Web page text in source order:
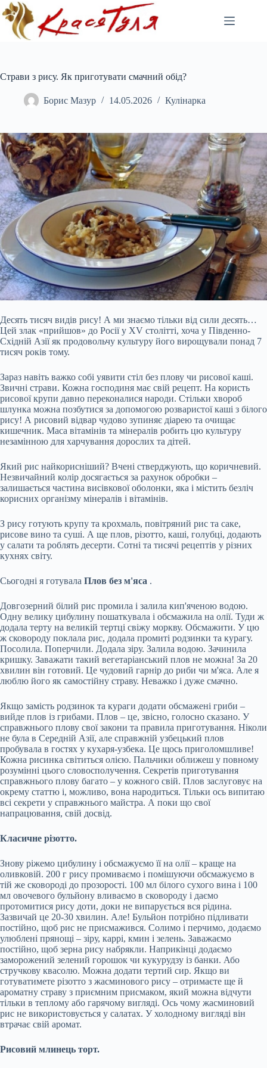
Перейти
до
вмісту
Страви з рису. Як приготувати смачний обід?
Борис Мазур 14.05.2026 Кулінарка
Десять тисяч видів рису! А ми знаємо тільки від сили десять…
Цей злак «прийшов» до Росії у XV столітті, хоча у Південно-
Східній Азії як продовольчу культуру його вирощували понад 7
тисяч років тому.
Зараз навіть важко собі уявити стіл без плову чи рисової каші.
Звичні страви. Кожна господиня має свій рецепт. На користь
рисової крупи давно переконалися народи. Стільки хвороб
шлунка можна позбутися за допомогою розваристої каші з білого
рису! А рисовий відвар чудово зупиняє діарею та очищає
кишечник. Маса вітамінів та мінералів робить цю культуру
незамінною для харчування дорослих та дітей.
Який рис найкорисніший? Вчені стверджують, що коричневий.
Незвичайний колір досягається за рахунок обробки –
залишається частина висівкової оболонки, яка і містить безліч
корисних організму мінералів і вітамінів.
З рису готують крупу та крохмаль, повітряний рис та саке,
рисове вино та суші. А ще плов, різотто, каші, голубці, додають
у салати та роблять десерти. Сотні та тисячі рецептів у різних
кухнях світу.
Сьогодні я готувала Плов без м'яса .
Довгозерний білий рис промила і залила кип'яченою водою.
Одну велику цибулину пошаткувала і обсмажила на олії. Туди ж
додала терту на великій тертці свіжу моркву. Обсмажити. У цю
ж сковороду поклала рис, додала промиті родзинки та курагу.
Посолила. Поперчили. Додала зіру. Залила водою. Зачинила
кришку. Заважати такий вегетаріанський плов не можна! За 20
хвилин він готовий. Це чудовий гарнір до риби чи м'яса. Але я
люблю його як самостійну страву. Неважко і дуже смачно.
Якщо замість родзинок та кураги додати обсмажені гриби –
вийде плов із грибами. Плов – це, звісно, голосно сказано. У
справжнього плову свої закони та правила приготування. Ніколи
не була в Середній Азії, але справжній узбецький плов
пробувала в гостях у кухаря-узбека. Це щось приголомшливе!
Кожна рисинка світиться олією. Пальчики оближеш у повному
розумінні цього словосполучення. Секретів приготування
справжнього плову багато – у кожного свій. Плов заслуговує на
окрему статтю і, можливо, вона народиться. Тільки ось випитаю
всі секрети у справжнього майстра. А поки що свої
напрацювання, свій досвід.
Класичне різотто.
Знову ріжемо цибулину і обсмажуємо її на олії – краще на
оливковій. 200 г рису промиваємо і помішуючи обсмажуємо в
тій же сковороді до прозорості. 100 мл білого сухого вина і 100
мл овочевого бульйону вливаємо в сковороду і даємо
протомитися рису доти, доки не випарується вся рідина.
Зазвичай це 20-30 хвилин. Але! Бульйон потрібно підливати
постійно, щоб рис не присмажився. Солимо і перчимо, додаємо
улюблені прянощі – зіру, каррі, кмин і зелень. Заважаємо
постійно, щоб зерна рису набрякли. Наприкінці додаємо
заморожений зелений горошок чи кукурудзу із банки. Або
стручкову квасолю. Можна додати тертий сир. Якщо ви
готуватимете різотто з жасминового рису – отримаєте ще й
ароматну страву з приємним присмаком, який можна відчути
тільки в теплому або гарячому вигляді. Ось чому жасминовий
рис не використовується у салатах. У холодному вигляді він
втрачає свій аромат.
Рисовий млинець торт.